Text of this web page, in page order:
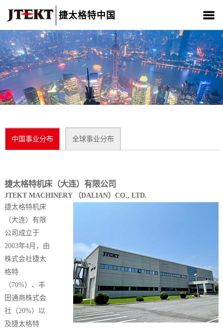
捷太格特中国
关于我们 产品介绍 新闻中心 CSR 人材招聘
联系我们
中国事业分布 全球事业分布
捷太格特机床（大连）有限公司
JTEKT MACHINERY （DALIAN）CO., LTD.
捷太格特机床
（大连）有限
公司成立于
2003年4月，由
株式会社捷太
格特
（70%）、丰
田通商株式会
社（20%）以
及捷太格特